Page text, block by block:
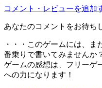
コメント・レビューを追加
あなたのコメントをお待ち
・・・このゲームには、
番乗りで書いてみませんか
ゲームの感想は、フリーゲ
への力になります！